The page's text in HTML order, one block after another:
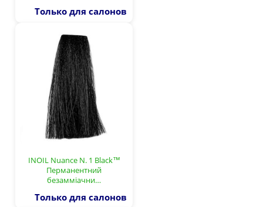
Только для салонов
INOIL Nuance N. 1 Black™
Перманентний
безамміачни…
Только для салонов